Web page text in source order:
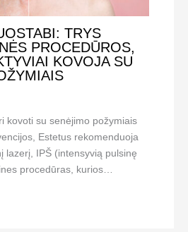
TRYS
PROCEDŪROS,
KOVOJA SU
kovoti su senėjimo požymiais
Estetus rekomenduoja
lazerį, IPŠ (intensyvią pulsinę
procedūras, kurios…